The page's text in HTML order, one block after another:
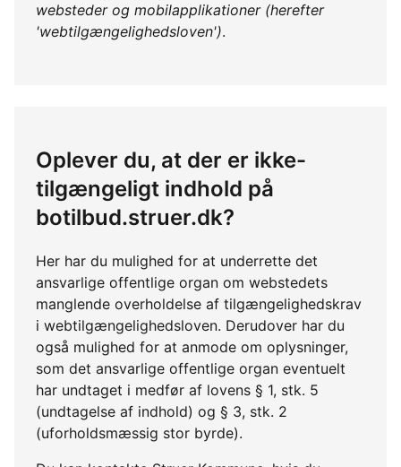
websteder og mobilapplikationer (herefter
'webtilgængelighedsloven').
Oplever du, at der er ikke-
tilgængeligt indhold på
botilbud.struer.dk?
Her har du mulighed for at underrette det
ansvarlige offentlige organ om webstedets
manglende overholdelse af tilgængelighedskrav
i webtilgængelighedsloven. Derudover har du
også mulighed for at anmode om oplysninger,
som det ansvarlige offentlige organ eventuelt
har undtaget i medfør af lovens § 1, stk. 5
(undtagelse af indhold) og § 3, stk. 2
(uforholdsmæssig stor byrde).